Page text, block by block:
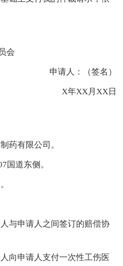
会
申请人：（签名）
X年XX月XX日
药有限公司。
国道东侧。
与申请人之间签订的赔偿协
向申请人支付一次性工伤医